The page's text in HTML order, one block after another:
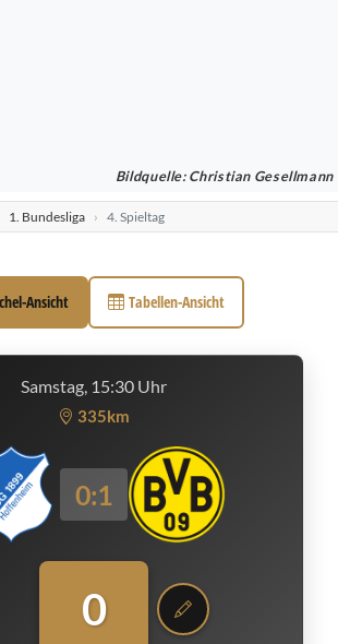
Bildquelle: Christian Gesellmann
1. Bundesliga 4. Spieltag
Ansicht Tabellen-Ansicht
Samstag, 15:30 Uhr
335km
0:1
0